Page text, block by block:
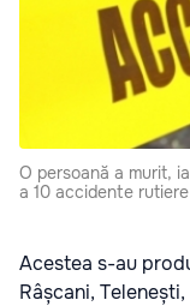
O persoană a murit,
a 10 accidente rutiere
Acestea s-au
Râșcani,